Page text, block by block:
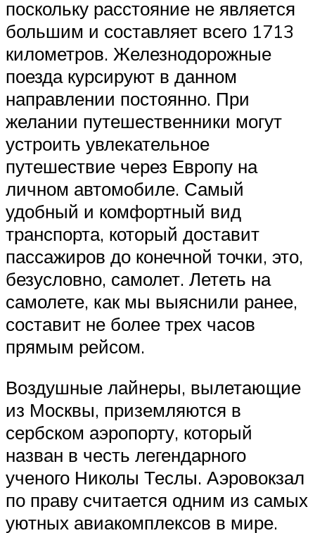
поскольку расстояние не является
большим и составляет всего 1713
километров. Железнодорожные
поезда курсируют в данном
направлении постоянно. При
желании путешественники могут
устроить увлекательное
путешествие через Европу на
личном автомобиле. Самый
удобный и комфортный вид
транспорта, который доставит
пассажиров до конечной точки, это,
безусловно, самолет. Лететь на
самолете, как мы выяснили ранее,
составит не более трех часов
прямым рейсом.
Воздушные лайнеры, вылетающие
из Москвы, приземляются в
сербском аэропорту, который
назван в честь легендарного
ученого Николы Теслы. Аэровокзал
по праву считается одним из самых
уютных авиакомплексов в мире.